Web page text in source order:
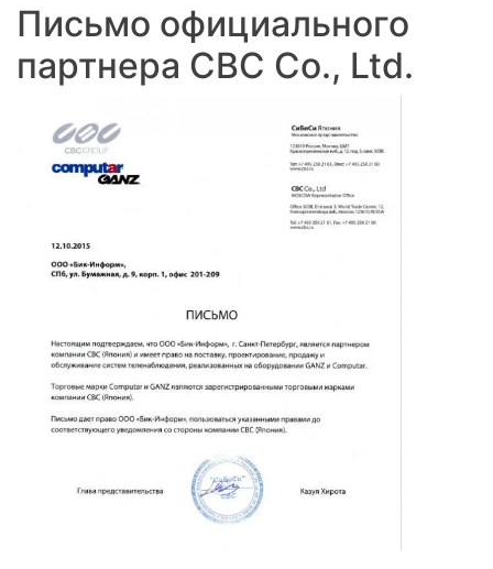
Письмо официального
партнера CBC Co., Ltd.